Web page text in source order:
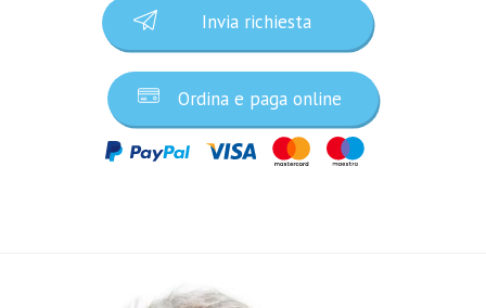
Invia richiesta
Ordina e paga online